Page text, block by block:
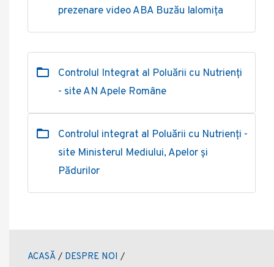
prezenare video ABA Buzău Ialomița
Controlul Integrat al Poluării cu Nutrienți
- site AN Apele Române
Controlul integrat al Poluării cu Nutrienți -
site Ministerul Mediului, Apelor și
Pădurilor
ACASĂ / DESPRE NOI /